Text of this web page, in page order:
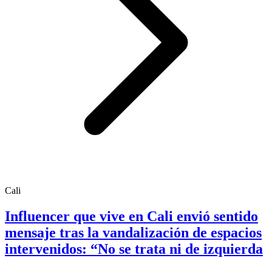
Cali
Influencer que vive en Cali envió sentido
mensaje tras la vandalización de espacios
intervenidos: “No se trata ni de izquierda